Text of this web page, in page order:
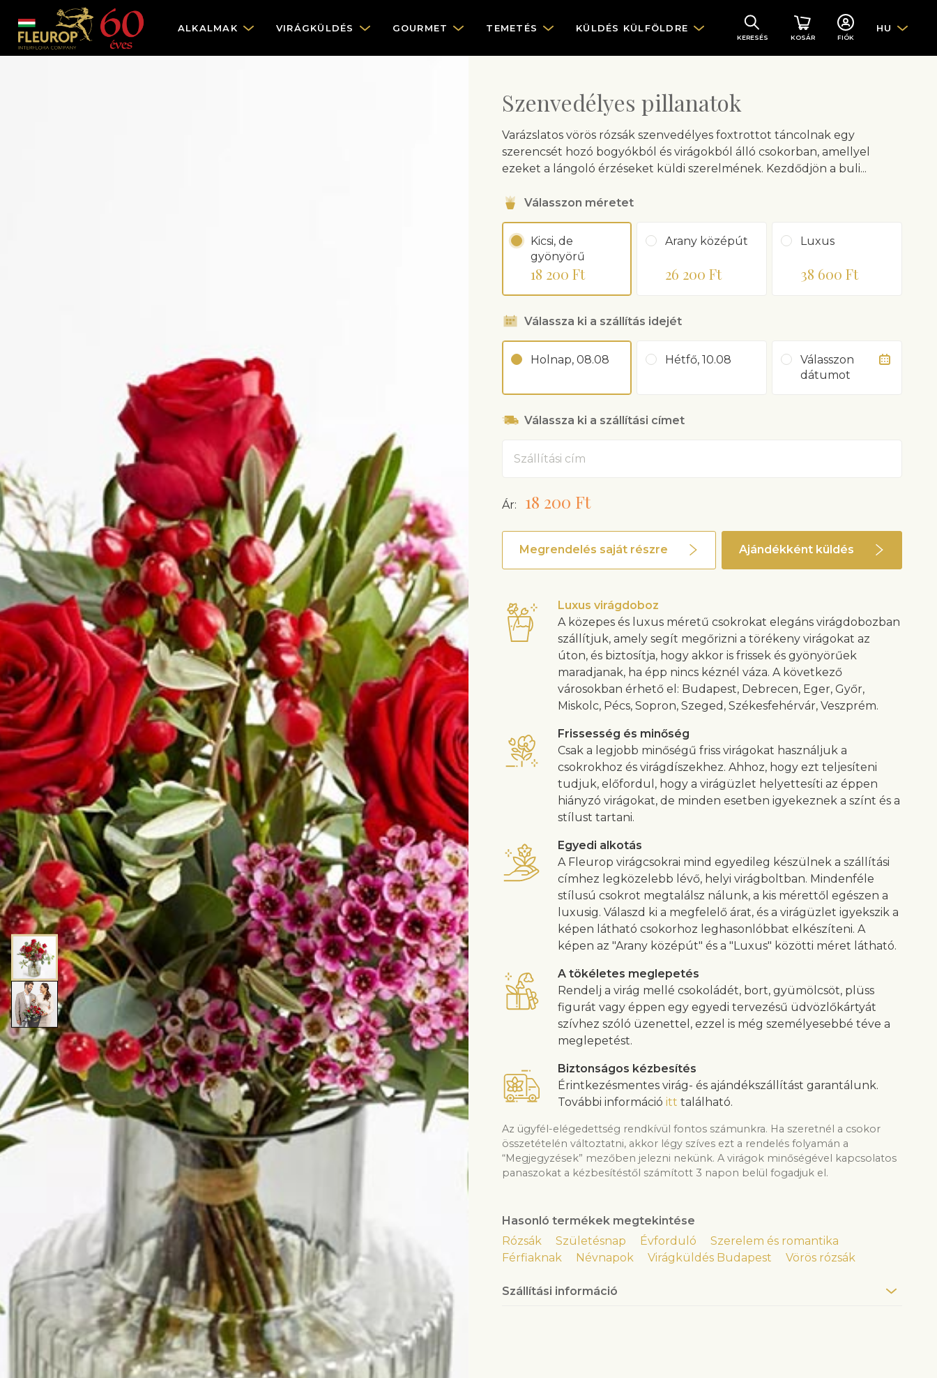
ALKALMAK VIRÁGKÜLDÉS GOURMET TEMETÉS KÜLDÉS KÜLFÖLDRE
KERESÉS KOSÁR FIÓK
HU
Szenvedélyes pillanatok
Varázslatos vörös rózsák szenvedélyes foxtrottot táncolnak egy
szerencsét hozó bogyókból és virágokból álló csokorban, amellyel
ezeket a lángoló érzéseket küldi szerelmének. Kezdődjön a buli...
Válasszon méretet
Kicsi, de
gyönyörű
18 200 Ft
Arany középút
26 200 Ft
Luxus
38 600 Ft
Válassza ki a szállítás idejét
Holnap, 08.08 Hétfő, 10.08
Válasszon
dátumot
Válassza ki a szállítási címet
Ár: 18 200 Ft
Megrendelés saját részre Ajándékként küldés
Luxus virágdoboz
A közepes és luxus méretű csokrokat elegáns virágdobozban
szállítjuk, amely segít megőrizni a törékeny virágokat az
úton, és biztosítja, hogy akkor is frissek és gyönyörűek
maradjanak, ha épp nincs kéznél váza. A következő
városokban érhető el: Budapest, Debrecen, Eger, Győr,
Miskolc, Pécs, Sopron, Szeged, Székesfehérvár, Veszprém.
Frissesség és minőség
Csak a legjobb minőségű friss virágokat használjuk a
csokrokhoz és virágdíszekhez. Ahhoz, hogy ezt teljesíteni
tudjuk, előfordul, hogy a virágüzlet helyettesíti az éppen
hiányzó virágokat, de minden esetben igyekeznek a színt és a
stílust tartani.
Egyedi alkotás
A Fleurop virágcsokrai mind egyedileg készülnek a szállítási
címhez legközelebb lévő, helyi virágboltban. Mindenféle
stílusú csokrot megtalálsz nálunk, a kis mérettől egészen a
luxusig. Válaszd ki a megfelelő árat, és a virágüzlet igyekszik a
képen látható csokorhoz leghasonlóbbat elkészíteni. A
képen az "Arany középút" és a "Luxus" közötti méret látható.
A tökéletes meglepetés
Rendelj a virág mellé csokoládét, bort, gyümölcsöt, plüss
figurát vagy éppen egy egyedi tervezésű üdvözlőkártyát
szívhez szóló üzenettel, ezzel is még személyesebbé téve a
meglepetést.
Biztonságos kézbesítés
Érintkezésmentes virág- és ajándékszállítást garantálunk.
További információ itt található.
Az ügyfél-elégedettség rendkívül fontos számunkra. Ha szeretnél a csokor
összetételén változtatni, akkor légy szíves ezt a rendelés folyamán a
“Megjegyzések” mezőben jelezni nekünk. A virágok minőségével kapcsolatos
panaszokat a kézbesítéstől számított 3 napon belül fogadjuk el.
Hasonló termékek megtekintése
Rózsák
Születésnap Évforduló
Szerelem és romantika
Férfiaknak
Névnapok Virágküldés Budapest Vörös rózsák
Szállítási információ